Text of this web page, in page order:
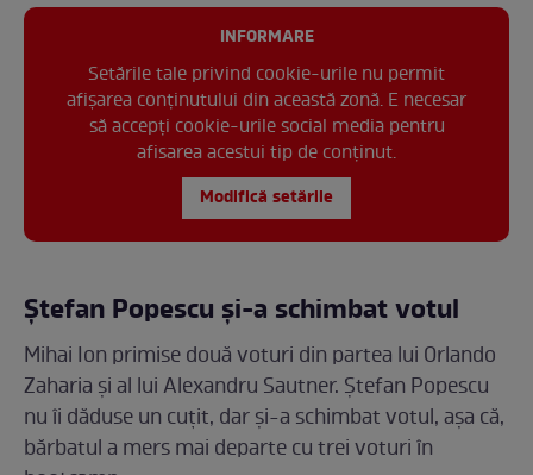
INFORMARE
Setările tale privind cookie-urile nu permit
afișarea conținutului din această zonă. E necesar
să accepți cookie-urile social media pentru
afisarea acestui tip de conținut.
Modifică setările
Ștefan Popescu și-a schimbat votul
Mihai Ion primise două voturi din partea lui Orlando
Zaharia și al lui Alexandru Sautner. Ștefan Popescu
nu îi dăduse un cuțit, dar și-a schimbat votul, așa că,
bărbatul a mers mai departe cu trei voturi în